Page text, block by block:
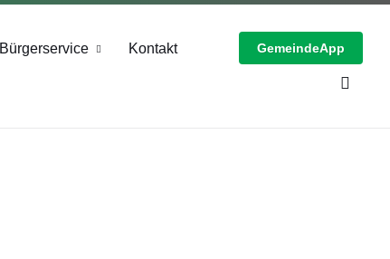
Bürgerservice Kontakt GemeindeApp